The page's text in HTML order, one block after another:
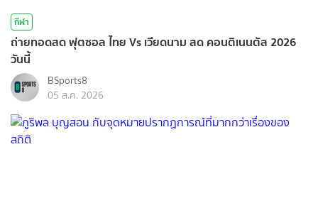
กีฬา
ถ่ายทอดสด ฟุตซอล ไทย Vs เวียดนาม สด คอนติเนนตัล 2026
วันนี้
BSports8
05 ส.ค. 2026